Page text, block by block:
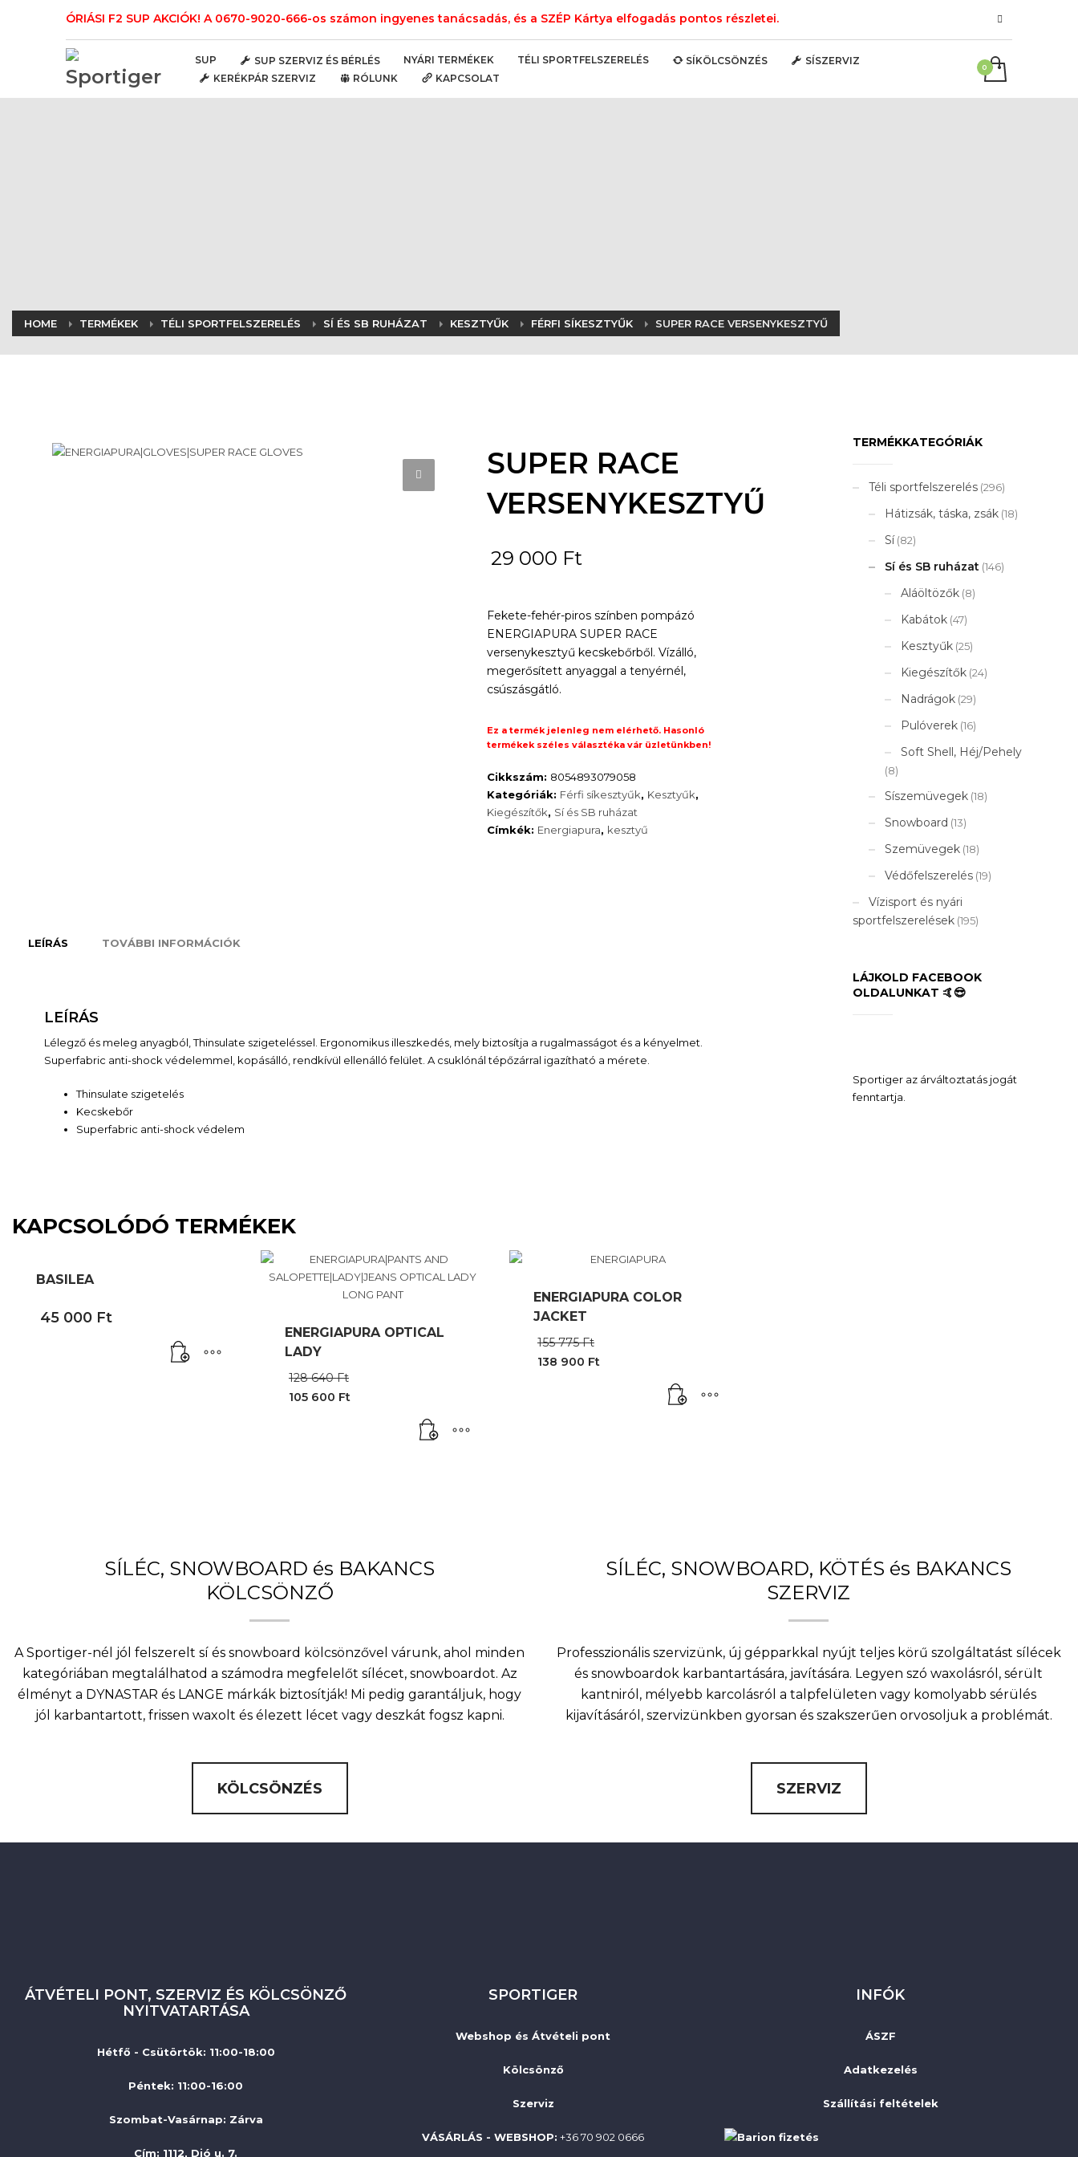
ÓRIÁSI F2 SUP AKCIÓK! A 0670-9020-666-os számon ingyenes tanácsadás, és a SZÉP Kártya elfogadás pontos részletei.
SUP SUP SZERVIZ ÉS BÉRLÉS NYÁRI TERMÉKEK TÉLI SPORTFELSZERELÉS SÍKÖLCSÖNZÉS
SÍSZERVIZ
KERÉKPÁR SZERVIZ
RÓLUNK KAPCSOLAT
HOME TERMÉKEK TÉLI SPORTFELSZERELÉS SÍ ÉS SB RUHÁZAT KESZTYŰK FÉRFI SÍKESZTYŰK SUPER RACE VERSENYKESZTYŰ
SUPER RACE
VERSENYKESZTYŰ
29 000 Ft
Fekete-fehér-piros színben pompázó
ENERGIAPURA SUPER RACE
versenykesztyű kecskebőrből. Vízálló,
megerősített anyaggal a tenyérnél,
csúszásgátló.
Ez a termék jelenleg nem elérhető. Hasonló
termékek széles választéka vár üzletünkben!
Cikkszám: 8054893079058
Kategóriák: Férfi síkesztyűk, Kesztyűk,
Kiegészítők, Sí és SB ruházat
Címkék: Energiapura, kesztyű
LEÍRÁS TOVÁBBI INFORMÁCIÓK
LEÍRÁS
Lélegző és meleg anyagból, Thinsulate szigeteléssel. Ergonomikus illeszkedés, mely biztosítja a rugalmasságot és a kényelmet.
Superfabric anti-shock védelemmel, kopásálló, rendkívül ellenálló felület. A csuklónál tépőzárral igazítható a mérete.
Thinsulate szigetelés
Kecskebőr
Superfabric anti-shock védelem
KAPCSOLÓDÓ TERMÉKEK
BASILEA
45 000 Ft
ENERGIAPURA OPTICAL
LADY
128 640Ft
105 600 Ft
ENERGIAPURA COLOR
JACKET
155 775Ft
138 900 Ft
TERMÉKKATEGÓRIÁK
Téli sportfelszerelés (296)
Hátizsák, táska, zsák (18)
Sí (82)
Sí és SB ruházat (146)
Aláöltözők (8)
Kabátok (47)
Kesztyűk (25)
Kiegészítők (24)
Nadrágok (29)
Pulóverek (16)
Soft Shell, Héj/Pehely
(8)
Síszemüvegek (18)
Snowboard (13)
Szemüvegek (18)
Védőfelszerelés (19)
Vízisport és nyári
sportfelszerelések (195)
LÁJKOLD FACEBOOK
OLDALUNKAT 🤙😎
Sportiger az árváltoztatás jogát
fenntartja.
SÍLÉC, SNOWBOARD és BAKANCS
KÖLCSÖNZŐ
A Sportiger-nél jól felszerelt sí és snowboard kölcsönzővel várunk, ahol minden
kategóriában megtalálhatod a számodra megfelelőt sílécet, snowboardot. Az
élményt a DYNASTAR és LANGE márkák biztosítják! Mi pedig garantáljuk, hogy
jól karbantartott, frissen waxolt és élezett lécet vagy deszkát fogsz kapni.
KÖLCSÖNZÉS
SÍLÉC, SNOWBOARD, KÖTÉS és BAKANCS
SZERVIZ
Professzionális szervizünk, új gépparkkal nyújt teljes körű szolgáltatást sílécek
és snowboardok karbantartására, javítására. Legyen szó waxolásról, sérült
kantniról, mélyebb karcolásról a talpfelületen vagy komolyabb sérülés
kijavításáról, szervizünkben gyorsan és szakszerűen orvosoljuk a problémát.
SZERVIZ
ÁTVÉTELI PONT, SZERVIZ ÉS KÖLCSÖNZŐ
NYITVATARTÁSA
Hétfő - Csütörtök: 11:00-18:00
Péntek: 11:00-16:00
Szombat-Vasárnap: Zárva
Cím: 1112, Dió u. 7.
SPORTIGER
Webshop és Átvételi pont
Kölcsönző
Szerviz
VÁSÁRLÁS - WEBSHOP: +36 70 902 0666
INFÓK
ÁSZF
Adatkezelés
Szállítási feltételek